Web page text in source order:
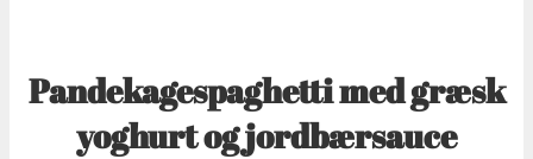
Pandekagespaghetti med græsk
yoghurt og jordbærsauce